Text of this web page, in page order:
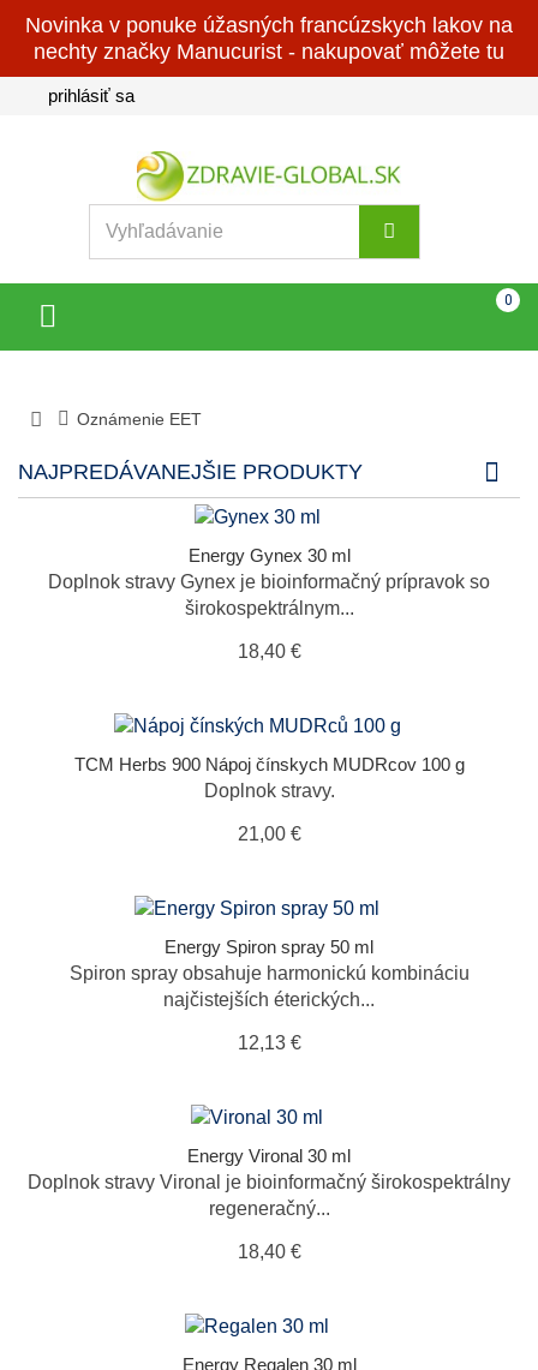
Novinka v ponuke úžasných francúzskych lakov na
nechty značky Manucurist - nakupovať môžete tu
prihlásiť sa
Košík0
(prázdny)
Toggle
navigation
Oznámenie EET
NAJPREDÁVANEJŠIE PRODUKTY
Energy Gynex 30 ml
Doplnok stravy Gynex je bioinformačný prípravok so
širokospektrálnym...
18,40 €
TCM Herbs 900 Nápoj čínskych MUDRcov 100 g
Doplnok stravy.
21,00 €
Energy Spiron spray 50 ml
Spiron spray obsahuje harmonickú kombináciu
najčistejších éterických...
12,13 €
Energy Vironal 30 ml
Doplnok stravy Vironal je bioinformačný širokospektrálny
regeneračný...
18,40 €
Energy Regalen 30 ml